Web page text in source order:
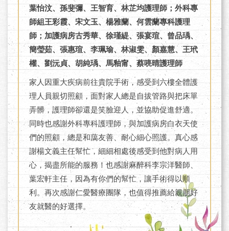
葉怡汶、孫斐彌、王智育、林芷均護理師；外科專
師組王彩霞、宋文玉、楊雅蘭、何雲蘭專科護理
師；加護病房古秀華、徐瑾緹、張宴瑄、曾品瑀、
簡瑩茹、張惠瑄、李珮瑜、林淑雯、顏嘉慧、王玳
權、劉沅貞、胡純瑀、馬釉甯、蔡喨晴護理師
家人因重大疾病前往貴院手術，感受到六樓全體護
理人員親切照顧，面對家人總是自拔管路與把床單
弄髒，護理師卻還是笑臉迎人，並協助促進舒適。
同時也感謝外科專科護理師，與加護病房白衣天使
們的照顧，總是和藹友善、耐心細心照護。真心感
謝楊文義主任幫忙，細細相處後感受到他對病人用
心，揭盡所能的服務！也感謝麻醉科李宗洋醫師、
葉宏軒主任，因為有你們的幫忙，讓手術得以順
利。再次感謝仁愛醫療團隊，也值得推薦給親朋好
友就醫的好選擇。